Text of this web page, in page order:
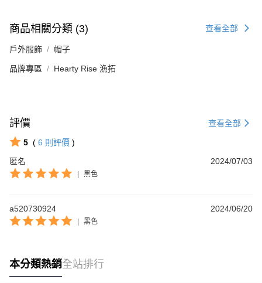
商品相關分類 (3) 查看全部
戶外服飾 帽子
品牌專區 Hearty Rise 漁拓
評價 查看全部
5 ( 6 則評價 )
匿名
2024/07/03
黑色
a520730924 2024/06/20
黑色
本分類熱銷全站排行